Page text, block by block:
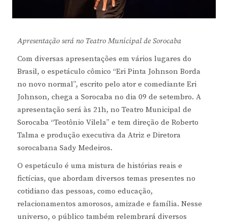
Apresentação será no Teatro Municipal de Sorocaba
Com diversas apresentações em vários lugares do
Brasil, o espetáculo cômico “Eri Pinta Johnson Borda
no novo normal”, escrito pelo ator e comediante Eri
Johnson, chega a Sorocaba no dia 09 de setembro. A
apresentação será às 21h, no Teatro Municipal de
Sorocaba “Teotônio Vilela” e tem direção de Roberto
Talma e produção executiva da Atriz e Diretora
sorocabana Sady Medeiros.
O espetáculo é uma mistura de histórias reais e
fictícias, que abordam diversos temas presentes no
cotidiano das pessoas, como educação,
relacionamentos amorosos, amizade e família. Nesse
universo, o público também relembrará diversos